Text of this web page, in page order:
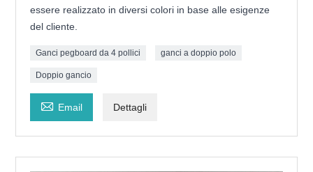
essere realizzato in diversi colori in base alle esigenze
del cliente.
Ganci pegboard da 4 pollici ganci a doppio polo
Doppio gancio
 Email Dettagli